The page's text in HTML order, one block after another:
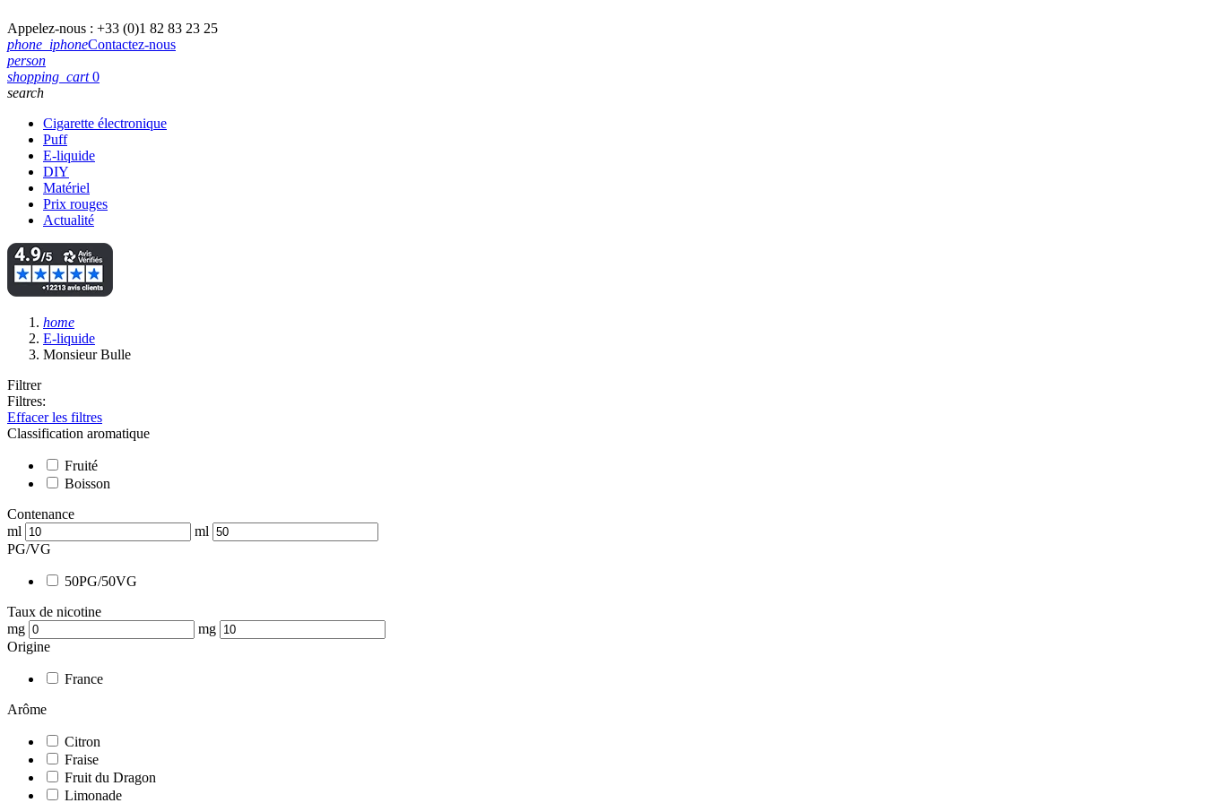
Appelez-nous : +33 (0)1 82 83 23 25
phone_iphoneContactez-nous
person
shopping_cart 0
search
Cigarette électronique
Puff
E-liquide
DIY
Matériel
Prix rouges
Actualité
home
E-liquide
Monsieur Bulle
Filtrer
Filtres:
Effacer les filtres
Classification aromatique
Fruité
Boisson
Contenance
ml
ml
PG/VG
50PG/50VG
Taux de nicotine
mg
mg
Origine
France
Arôme
Citron
Fraise
Fruit du Dragon
Limonade